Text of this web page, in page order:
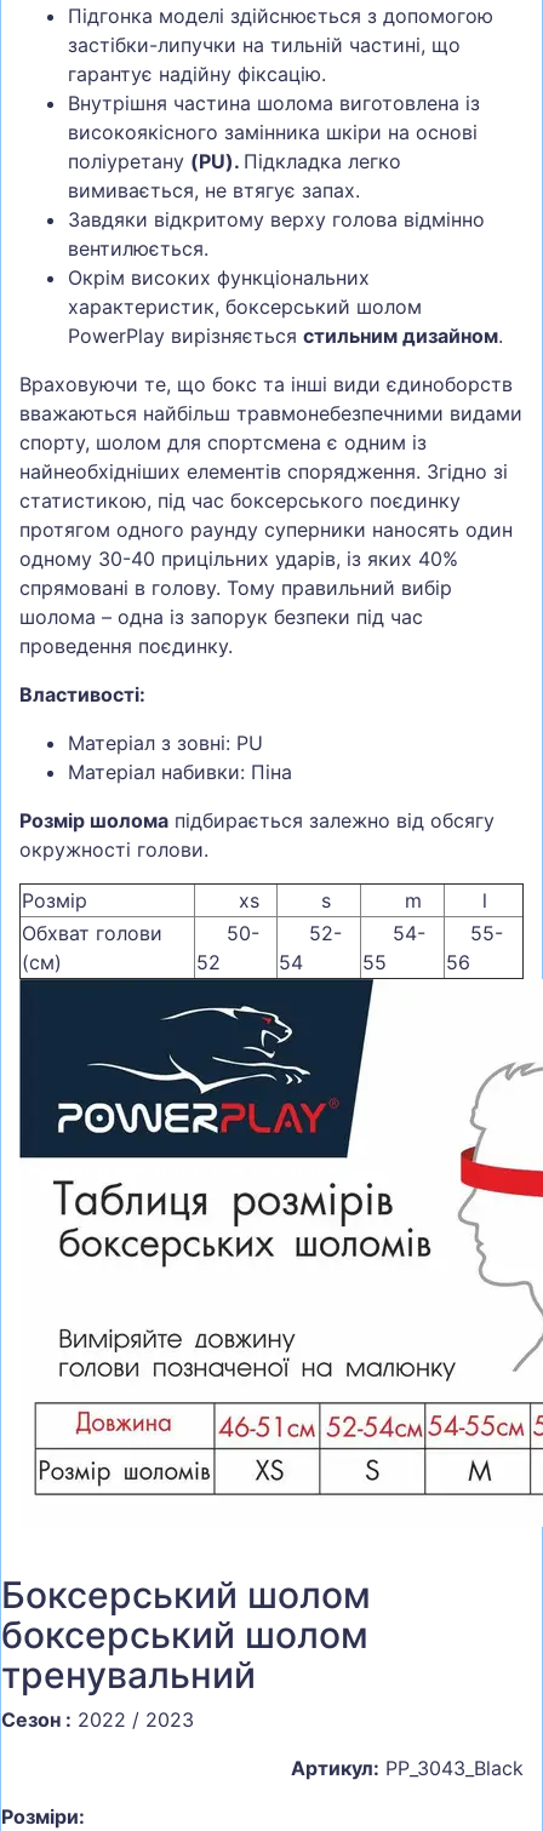
Підгонка моделі здійснюється з допомогою
застібки-липучки на тильній частині, що
гарантує надійну фіксацію.
Внутрішня частина шолома виготовлена із
високоякісного замінника шкіри на основі
поліуретану (PU). Підкладка легко
вимивається, не втягує запах.
Завдяки відкритому верху голова відмінно
вентилюється.
Окрім високих функціональних
характеристик, боксерський шолом
PowerPlay вирізняється стильним дизайном.
Враховуючи те, що бокс та інші види єдиноборств
вважаються найбільш травмонебезпечними видами
спорту, шолом для спортсмена є одним із
найнеобхідніших елементів спорядження. Згідно зі
статистикою, під час боксерського поєдинку
протягом одного раунду суперники наносять один
одному 30-40 прицільних ударів, із яких 40%
спрямовані в голову. Тому правильний вибір
шолома – одна із запорук безпеки під час
проведення поєдинку.
Властивості:
Матеріал з зовні: PU
Матеріал набивки: Піна
Розмір шолома підбирається залежно від обсягу
окружності голови.
Розмір xs s m
l
Обхват голови
(см)
50-
52
52-
54
54-
55
55-
56
Боксерський шолом
боксерський шолом
тренувальний
Сезон : 2022 / 2023
Артикул: PP_3043_Black
Розміри: